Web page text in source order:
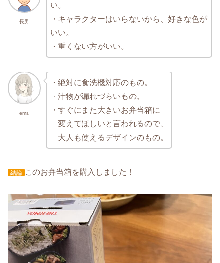
長男
い。
・キャラクターはいらないから、好きな色が
いい。
・重くない方がいい。
ema
・絶対に食洗機対応のもの。
・汁物が漏れづらいもの。
・すぐにまた大きいお弁当箱に
変えてほしいと言われるので、
大人も使えるデザインのもの。
結論 このお弁当箱を購入しました！